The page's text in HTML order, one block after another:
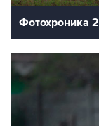
Фотохроника